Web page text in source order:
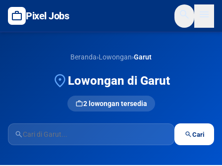
work Pixel Jobs
Beranda›Lowongan›Garut
location_on Lowongan di Garut
work2 lowongan tersedia
search searchCari